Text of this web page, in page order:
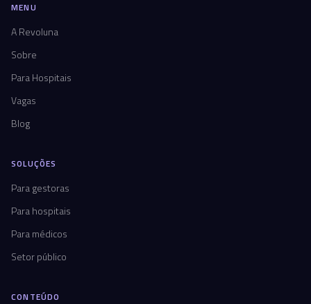
MENU
A Revoluna
Sobre
Para Hospitais
Vagas
Blog
SOLUÇÕES
Para gestoras
Para hospitais
Para médicos
Setor público
CONTEÚDO